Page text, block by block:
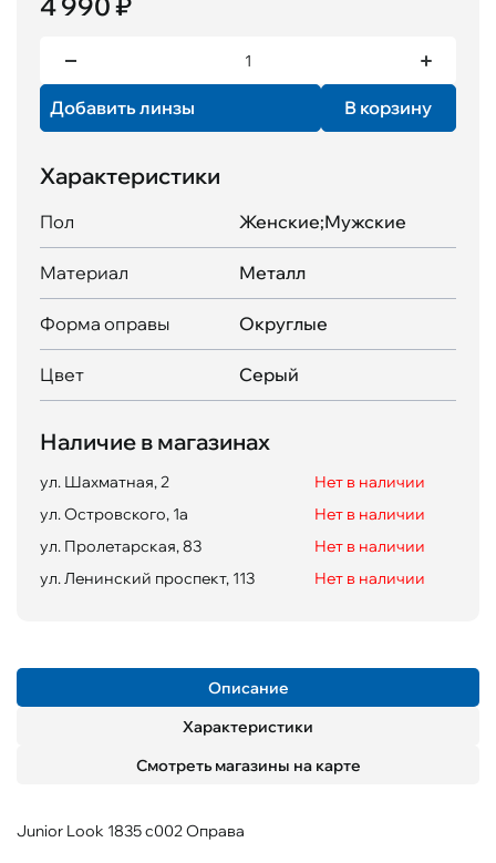
Добавить линзы В корзину
Характеристики
Пол Женские;Мужские
Материал Металл
Форма оправы Округлые
Цвет Серый
Наличие в магазинах
ул. Шахматная, 2
Нет в наличии
ул. Островского, 1а
Нет в наличии
ул. Пролетарская, 83
Нет в наличии
ул. Ленинский проспект, 113
Нет в наличии
Описание
Характеристики
Смотреть магазины на карте
Junior Look 1835 c002 Оправа